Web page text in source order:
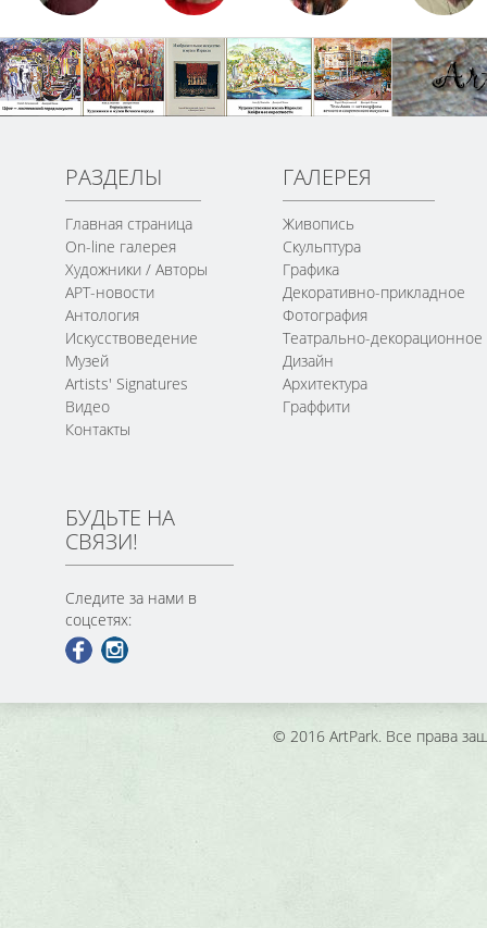
РАЗДЕЛЫ
Главная страница
On-line галерея
Художники / Авторы
АРТ-новости
Антология
Искусствоведение
Музей
Artists' Signatures
Видео
Контакты
ГАЛЕРЕЯ
Живопись
Скульптура
Графика
Декоративно-прикладное
Фотография
Театрально-декорационное
Дизайн
Архитектура
Граффити
БУДЬТЕ НА
СВЯЗИ!
Следите за нами в
соцсетях:
© 2016 ArtPark. Все права